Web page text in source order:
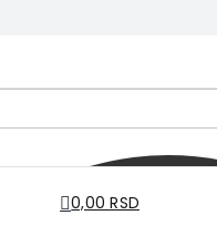
0,00 RSD